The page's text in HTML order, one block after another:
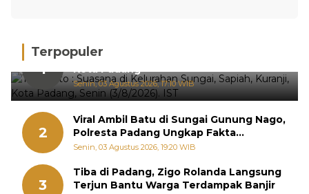
Terpopuler
1
Hujan Deras, 15 Titik Banjir Terdeteksi di
Kota Padang
Senin, 03 Agustus 2026, 17:10 WIB
2
Viral Ambil Batu di Sungai Gunung Nago,
Polresta Padang Ungkap Fakta
Sebenarnya
Senin, 03 Agustus 2026, 19:20 WIB
3
Tiba di Padang, Zigo Rolanda Langsung
Terjun Bantu Warga Terdampak Banjir